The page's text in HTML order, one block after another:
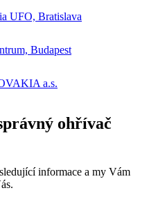
ohřívač
informace a my Vám